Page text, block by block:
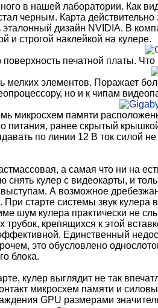
в нашей лаборатории. Как
черным. Карта
эталонный дизайн NVIDIA. В
и строгой наклейкой на кулере.
печатной платы.
мелких элементов. Поражает
но и к чипам
микросхем памяти
питания, ранее скрытый
по линии 12 В ток
а самая что ни на
кулер с видеокарты, и
А возможное
старте системы звук кулера
шум кулера практически не
трубок, крепящихся к этой
Единственный
это обусловлено
блока.
кулер выглядит не так
микросхем памяти и
GPU размерами